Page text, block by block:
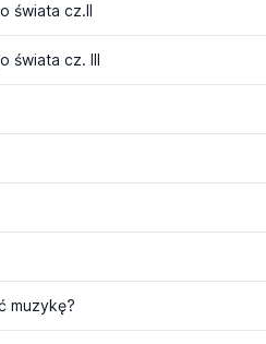
świata cz.II
świata cz. III
muzykę?